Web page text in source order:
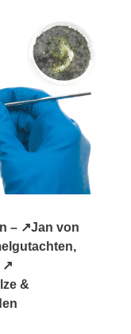
– ↗️Jan von
↗️
&